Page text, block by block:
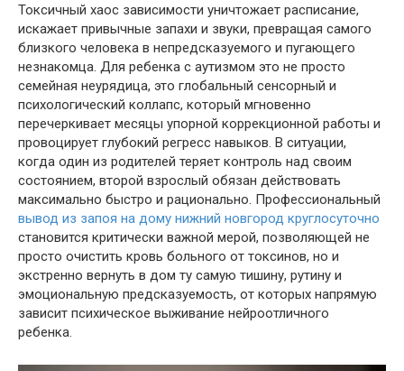
Токсичный хаос зависимости уничтожает расписание,
искажает привычные запахи и звуки, превращая самого
близкого человека в непредсказуемого и пугающего
незнакомца. Для ребенка с аутизмом это не просто
семейная неурядица, это глобальный сенсорный и
психологический коллапс, который мгновенно
перечеркивает месяцы упорной коррекционной работы и
провоцирует глубокий регресс навыков. В ситуации,
когда один из родителей теряет контроль над своим
состоянием, второй взрослый обязан действовать
максимально быстро и рационально. Профессиональный
вывод из запоя на дому нижний новгород круглосуточно
становится критически важной мерой, позволяющей не
просто очистить кровь больного от токсинов, но и
экстренно вернуть в дом ту самую тишину, рутину и
эмоциональную предсказуемость, от которых напрямую
зависит психическое выживание нейроотличного
ребенка.